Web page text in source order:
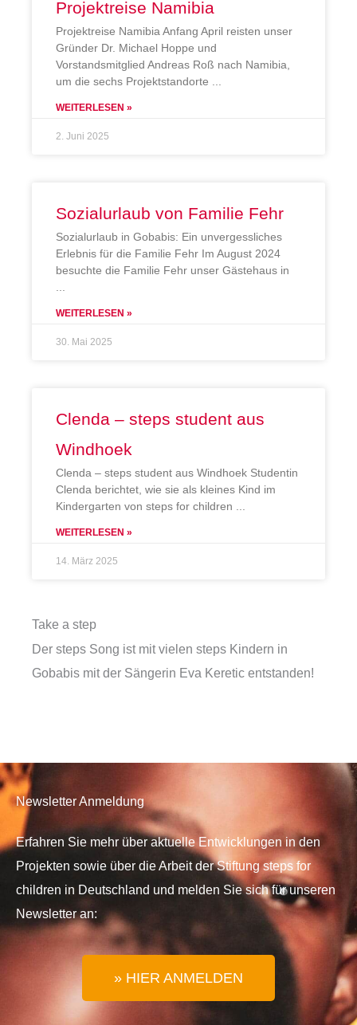
Projektreise Namibia
Projektreise Namibia Anfang April reisten unser
Gründer Dr. Michael Hoppe und
Vorstandsmitglied Andreas Roß nach Namibia,
um die sechs Projektstandorte
WEITERLESEN »
2. Juni 2025
Sozialurlaub von Familie Fehr
Sozialurlaub in Gobabis: Ein unvergessliches
Erlebnis für die Familie Fehr Im August 2024
besuchte die Familie Fehr unser Gästehaus in
WEITERLESEN »
30. Mai 2025
Clenda – steps student aus
Windhoek
Clenda – steps student aus Windhoek Studentin
Clenda berichtet, wie sie als kleines Kind im
Kindergarten von steps for children
WEITERLESEN »
14. März 2025
Take a step
Der steps Song ist mit vielen steps Kindern in
Gobabis mit der Sängerin Eva Keretic entstanden!
Newsletter Anmeldung
Erfahren Sie mehr über aktuelle Entwicklungen in den
Projekten sowie über die Arbeit der Stiftung steps for
children in Deutschland und melden Sie sich für unseren
Newsletter an:
» HIER ANMELDEN